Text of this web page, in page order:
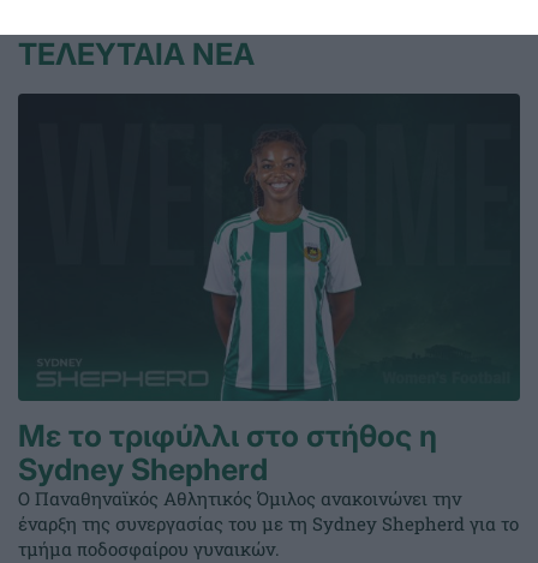
ΤΕΛΕΥΤΑΙΑ ΝΕΑ
Με το τριφύλλι στο στήθος η
Sydney Shepherd
Ο Παναθηναϊκός Αθλητικός Όμιλος ανακοινώνει την
έναρξη της συνεργασίας του με τη Sydney Shepherd για το
τμήμα ποδοσφαίρου γυναικών.